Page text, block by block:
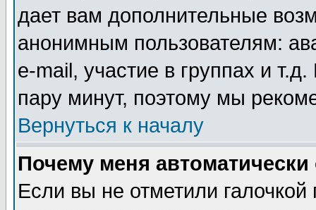
дает вам дополнительные
анонимным пользователям:
e-mail, участие в группах и
пару минут, поэтому мы
Вернуться к началу
Почему меня автоматически
Если вы не отметили галочкой